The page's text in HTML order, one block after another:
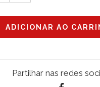
Partilhar nas redes